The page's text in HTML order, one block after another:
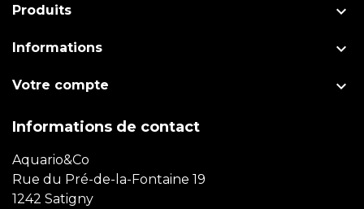
Produits 
Informations 
Votre compte 
Informations de contact
Aquario&Co
Rue du Pré-de-la-Fontaine 19
1242 Satigny